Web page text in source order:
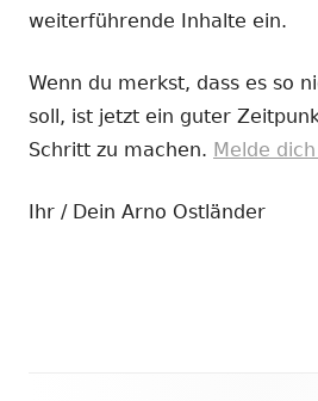
weiterführende Inhalte ein.
Wenn du merkst, dass es so
soll, ist jetzt ein guter
Schritt zu machen. Melde
Ihr / Dein Arno Ostländer